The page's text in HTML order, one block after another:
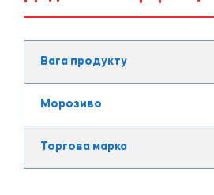
Вага продукту
Морозиво
Торгова марка